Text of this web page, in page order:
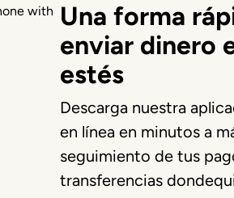
Una forma
enviar dinero
estés
Descarga nuestra
en línea en minutos a
seguimiento de tus
transferencias